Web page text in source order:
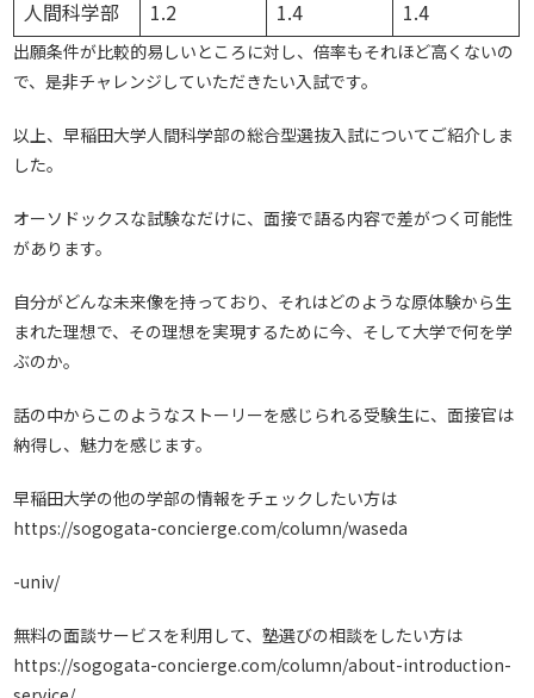
人間科学部
1.2 1.4 1.4
出願条件が比較的易しいところに対し、倍率もそれほど高くないの
で、是非チャレンジしていただきたい入試です。
以上、早稲田大学人間科学部の総合型選抜入試についてご紹介しま
した。
オーソドックスな試験なだけに、面接で語る内容で差がつく可能性
があります。
自分がどんな未来像を持っており、それはどのような原体験から生
まれた理想で、その理想を実現するために今、そして大学で何を学
ぶのか。
話の中からこのようなストーリーを感じられる受験生に、面接官は
納得し、魅力を感じます。
早稲田大学の他の学部の情報をチェックしたい方は
https://sogogata-concierge.com/column/waseda
-univ/
無料の面談サービスを利用して、塾選びの相談をしたい方は
https://sogogata-concierge.com/column/about-introduction-